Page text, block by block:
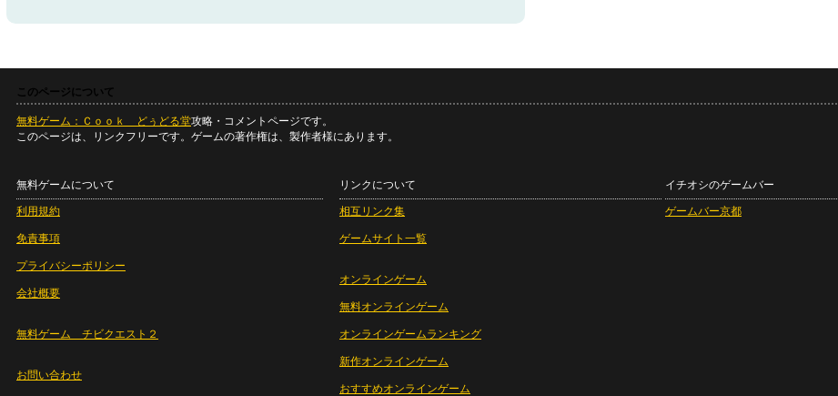
このページについて
無料ゲーム：Ｃｏｏｋ どぅどる堂攻略・コメントページです。
このページは、リンクフリーです。ゲームの著作権は、製作者様にあります。
無料ゲームについて
利用規約
免責事項
プライバシーポリシー
会社概要
無料ゲーム チビクエスト２
お問い合わせ
リンクについて
相互リンク集
ゲームサイト一覧
オンラインゲーム
無料オンラインゲーム
オンラインゲームランキング
新作オンラインゲーム
おすすめオンラインゲーム
イチオシのゲームバー
ゲームバー京都